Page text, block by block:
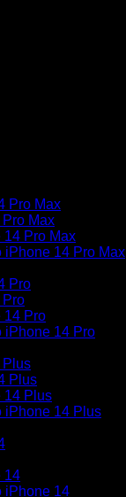
Pro Max
Max
14 Pro Max
iPhone 14 Pro Max
Pro
Pro
14 Pro
iPhone 14 Pro
Plus
Plus
14 Plus
iPhone 14 Plus
14
iPhone 14